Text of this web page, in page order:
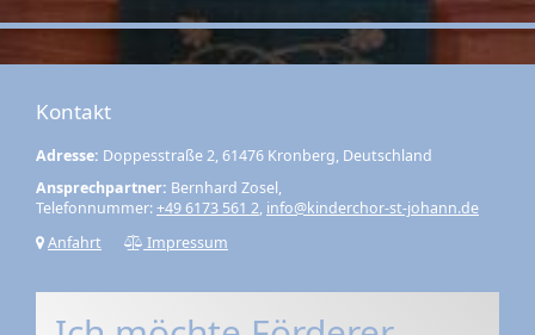
Kontakt
Adresse: Doppesstraße 2, 61476 Kronberg, Deutschland
Ansprechpartner: Bernhard Zosel,
Telefonnummer:+49 6173 561 2, info@kinderchor-st-johann.de
Anfahrt
Impressum